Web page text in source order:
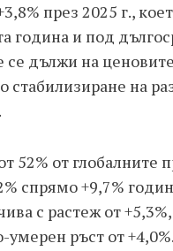
през 2025 г.,
година и под
се дължи на
стабилизиране на
52% от глобалните
спрямо +9,7%
с растеж от
ръст от +4,0%.